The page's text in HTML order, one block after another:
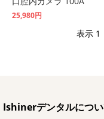
25,980円
表示 1
Ishinerデンタルにつ